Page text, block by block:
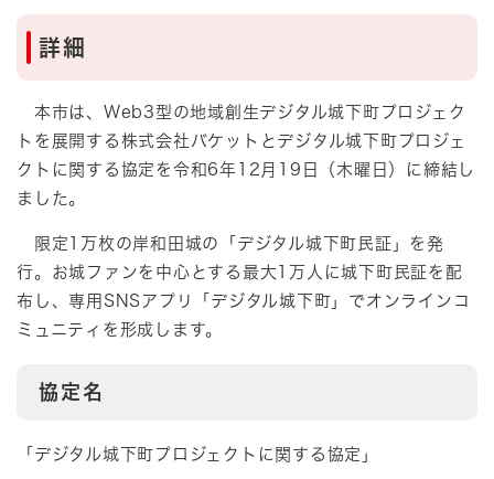
詳細
本市は、Web3型の地域創生デジタル城下町プロジェク
トを展開する株式会社バケットとデジタル城下町プロジェ
クトに関する協定を令和6年12月19日（木曜日）に締結し
ました。
限定1万枚の岸和田城の「デジタル城下町民証」を発
行。お城ファンを中心とする最大1万人に城下町民証を配
布し、専用SNSアプリ「デジタル城下町」でオンラインコ
ミュニティを形成します。
協定名
「デジタル城下町プロジェクトに関する協定」